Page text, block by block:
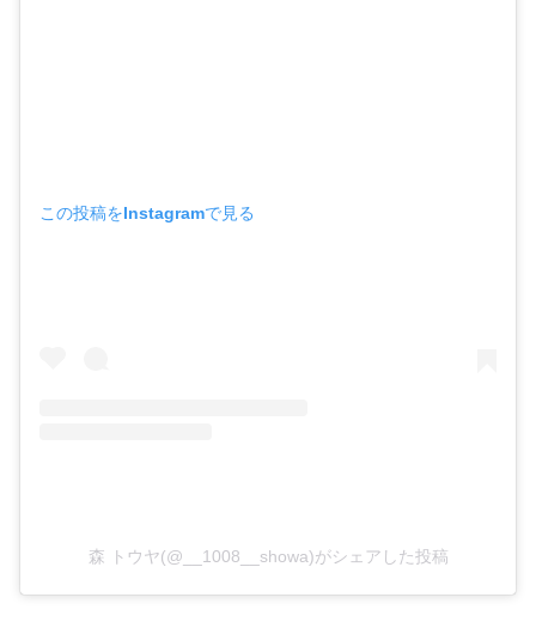
この投稿をInstagramで見る
森 トウヤ(@__1008__showa)がシェアした投稿